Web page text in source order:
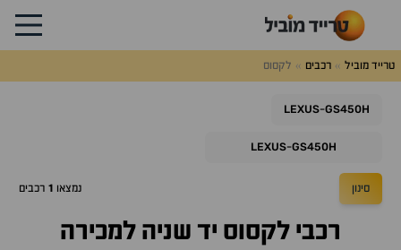
טרייד מוביל רכבים לקסוס
LEXUS-GS450H
LEXUS-GS450H
סינון נמצאו 1 רכבים
רכבי לקסוס יד שניה למכירה